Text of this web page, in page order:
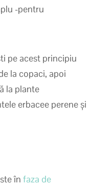
-pentru
pe acest principiu
la copaci, apoi
la plante
erbacee perene și
în faza de